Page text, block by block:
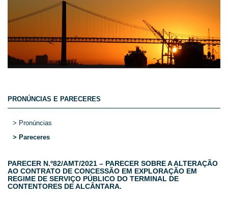
PRONÚNCIAS E PARECERES
> Pronúncias
> Pareceres
PARECER N.º82/AMT/2021 – PARECER SOBRE A ALTERAÇÃO
AO CONTRATO DE CONCESSÃO EM EXPLORAÇÃO EM
REGIME DE SERVIÇO PÚBLICO DO TERMINAL DE
CONTENTORES DE ALCÂNTARA.